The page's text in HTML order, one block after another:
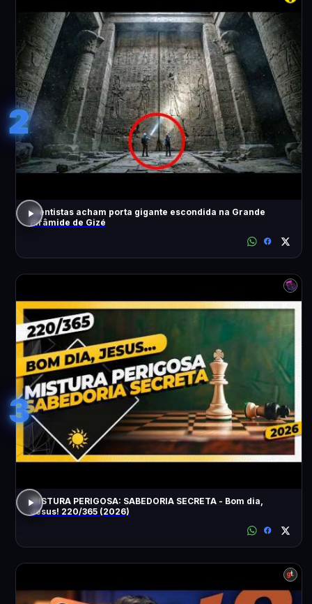
2
Cientistas acham porta gigante escondida na Grande
Pirâmide de Gizé
3
MISTURA PERIGOSA: SABEDORIA SECRETA - Bom dia,
Jesus! 220/365 (2026)